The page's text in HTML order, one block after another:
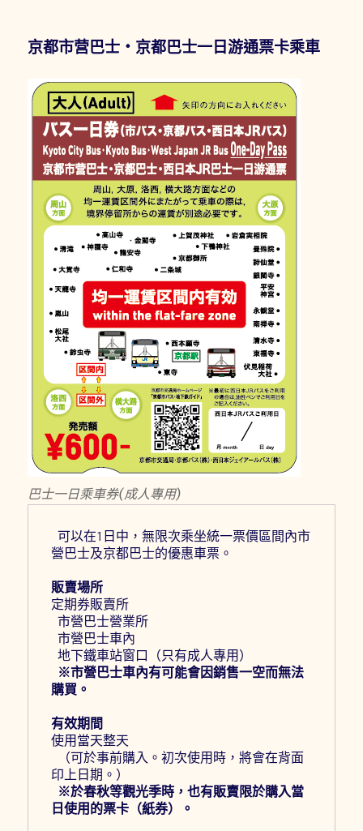
京都市营巴士・京都巴士一日游通票卡乘車
巴士一日乘車券(成人專用)
可以在1日中，無限次乘坐統一票價區間內市
營巴士及京都巴士的優惠車票。
販賣場所
定期券販賣所
市營巴士營業所
市營巴士車內
地下鐵車站窗口（只有成人專用）
※市營巴士車內有可能會因銷售一空而無法
購買。
有效期間
使用當天整天
印上日期。）
※於春秋等觀光季時，也有販賣限於購入當
日使用的票卡（紙券）。